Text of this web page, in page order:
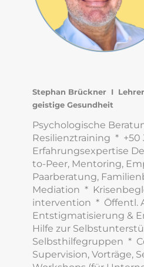
Stephan Brückner I
geistige Gesundheit
Psychologische
Resilienztraining * +50
Erfahrungsexpertise
to-Peer, Mentoring,
Paarberatung,
Mediation *
intervention * Öffentl.
Entstigmatisierung &
Hilfe zur
Selbsthilfegruppen *
Supervision, Vorträge,